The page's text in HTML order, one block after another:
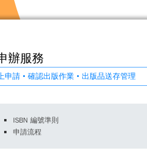
辦服務
申請 • 確認出版作業 • 出版品送存管理
ISBN 編號準則
申請流程